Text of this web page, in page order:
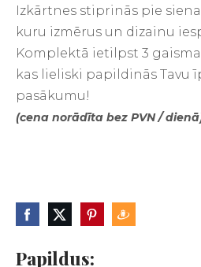
Papildus:
Izkārtnes stiprinās pie
kuru izmērus un dizainu
Komplektā ietilpst 3
kas lieliski papildinās Tavu
pasākumu!
(cena norādīta bez PVN /